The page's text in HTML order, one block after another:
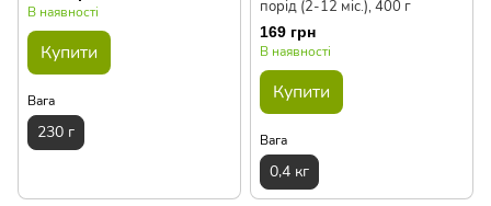
В наявності
Купити
Вага
230 г
порід (2-12 міс.), 400 г
169 грн
В наявності
Купити
Вага
0,4 кг